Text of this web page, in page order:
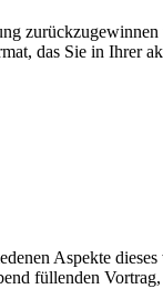
das Sie in Ihrer
Aspekte
füllenden